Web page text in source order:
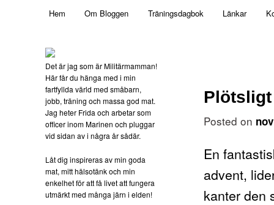
Militärmamman
Skip to primary content
Hem Om Bloggen Träningsdagbok Länkar
Posted on
En
advent,
kanter den
Det är jag som är Militärmamman!
Här får du hänga med i min
fartfyllda värld med småbarn,
jobb, träning och massa god mat.
Jag heter Frida och arbetar som
officer inom Marinen och pluggar
vid sidan av i några år sådär.
Låt dig inspireras av min goda
mat, mitt hälsotänk och min
enkelhet för att få livet att fungera
utmärkt med många järn i elden!